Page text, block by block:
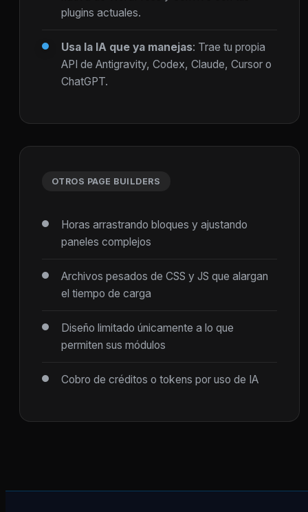
plugins actuales.
Usa la IA que ya manejas: Trae tu propia
API de Antigravity, Codex, Claude, Cursor o
ChatGPT.
OTROS PAGE BUILDERS
Horas arrastrando bloques y ajustando
paneles complejos
Archivos pesados de CSS y JS que alargan
el tiempo de carga
Diseño limitado únicamente a lo que
permiten sus módulos
Cobro de créditos o tokens por uso de IA